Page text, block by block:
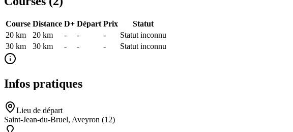
Course Distance D+ Départ Prix
Statut
20 km
20 km - - -
Statut inconnu
30 km
30 km - - - Statut inconnu
Infos pratiques
Lieu de départ
Saint-Jean-du-Bruel, Aveyron (12)